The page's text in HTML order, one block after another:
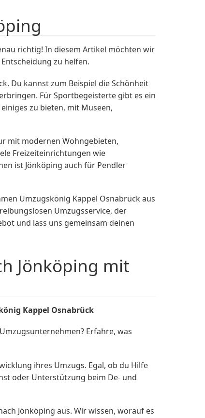
richtig! In diesem Artikel möchten wir
zu helfen.
Du kannst zum Beispiel die Schönheit
Für Sportbegeisterte gibt es ein
zu bieten, mit Museen,
mit modernen Wohngebieten,
Freizeiteinrichtungen wie
ist Jönköping auch für Pendler
Umzugskönig Kappel Osnabrück aus
Umzugsservice, der
und lass uns gemeinsam deinen
Jönköping mit
Kappel Osnabrück
Erfahre, was
ihres Umzugs. Egal, ob du Hilfe
oder Unterstützung beim De- und
Jönköping aus. Wir wissen, worauf es